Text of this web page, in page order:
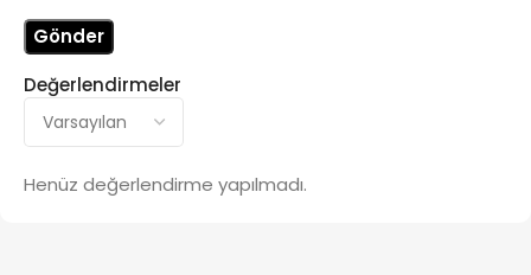
Değerlendirmeler
Henüz değerlendirme yapılmadı.